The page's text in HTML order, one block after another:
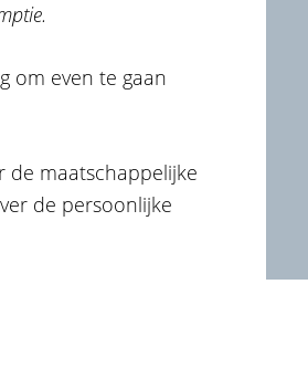
om even te gaan
de maatschappelijke
de persoonlijke